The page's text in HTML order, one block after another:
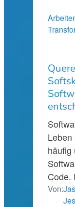
häufig
Von: